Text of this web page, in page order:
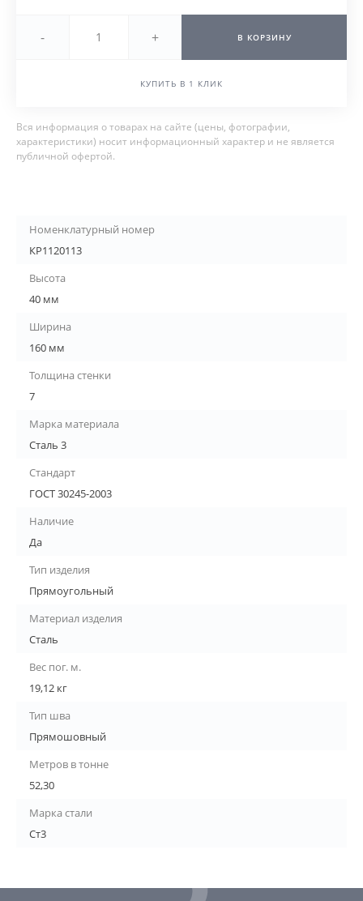
- + В КОРЗИНУ
КУПИТЬ В 1 КЛИК
Вся информация о товарах на сайте (цены, фотографии,
характеристики) носит информационный характер и не является
публичной офертой.
Номенклатурный номер
КР1120113
Высота
40 мм
Ширина
160 мм
Толщина стенки
7
Марка материала
Сталь 3
Стандарт
ГОСТ 30245-2003
Наличие
Да
Тип изделия
Прямоугольный
Материал изделия
Сталь
Вес пог. м.
19,12 кг
Тип шва
Прямошовный
Метров в тонне
52,30
Марка стали
Ст3